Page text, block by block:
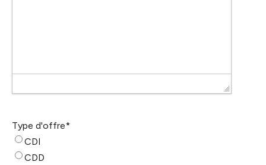
Type d'offre*
CDI
CDD